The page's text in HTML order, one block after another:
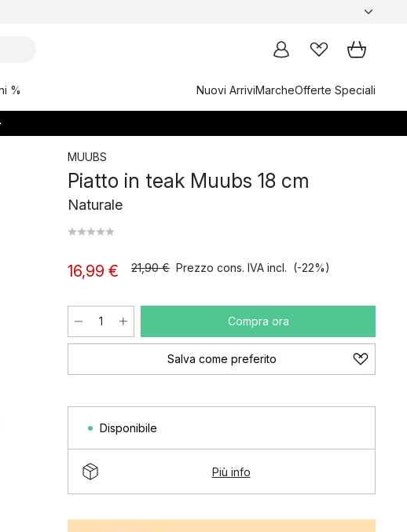
% Nuovi ArriviMarcheOfferte Speciali
MUUBS
Piatto in teak Muubs 18 cm
Naturale
16,99 € 21,90 € Prezzo cons. IVA incl. (-22%)
Compra ora
Salva come preferito
Disponibile
Più info